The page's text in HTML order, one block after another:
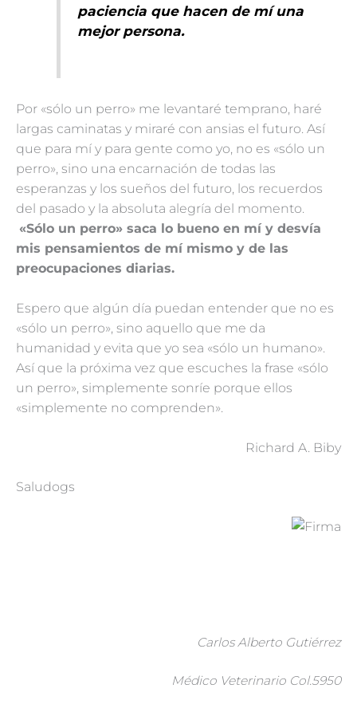
paciencia que hacen de mí una
mejor persona.
Por «sólo un perro» me levantaré temprano, haré
largas caminatas y miraré con ansias el futuro. Así
que para mí y para gente como yo, no es «sólo un
perro», sino una encarnación de todas las
esperanzas y los sueños del futuro, los recuerdos
del pasado y la absoluta alegría del momento.
«Sólo un perro» saca lo bueno en mí y desvía
mis pensamientos de mí mismo y de las
preocupaciones diarias.
Espero que algún día puedan entender que no es
«sólo un perro», sino aquello que me da
humanidad y evita que yo sea «sólo un humano».
Así que la próxima vez que escuches la frase «sólo
un perro», simplemente sonríe porque ellos
«simplemente no comprenden».
Richard A. Biby
Saludogs
Carlos Alberto Gutiérrez
Médico Veterinario Col.5950